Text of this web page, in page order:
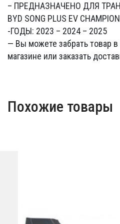
– ПРЕДНАЗНАЧЕНО ДЛЯ
BYD SONG PLUS EV CHAMPION
-ГОДЫ: 2023 – 2024 – 2025
— Вы можете забрать товар
магазине или заказать
Похожие товары